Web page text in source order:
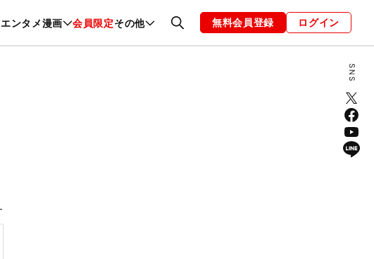
エンタメ漫画 会員限定その他
グルメ ファッション 恋愛・結婚 編集部 お知らせ
無料会員登録 ログイン